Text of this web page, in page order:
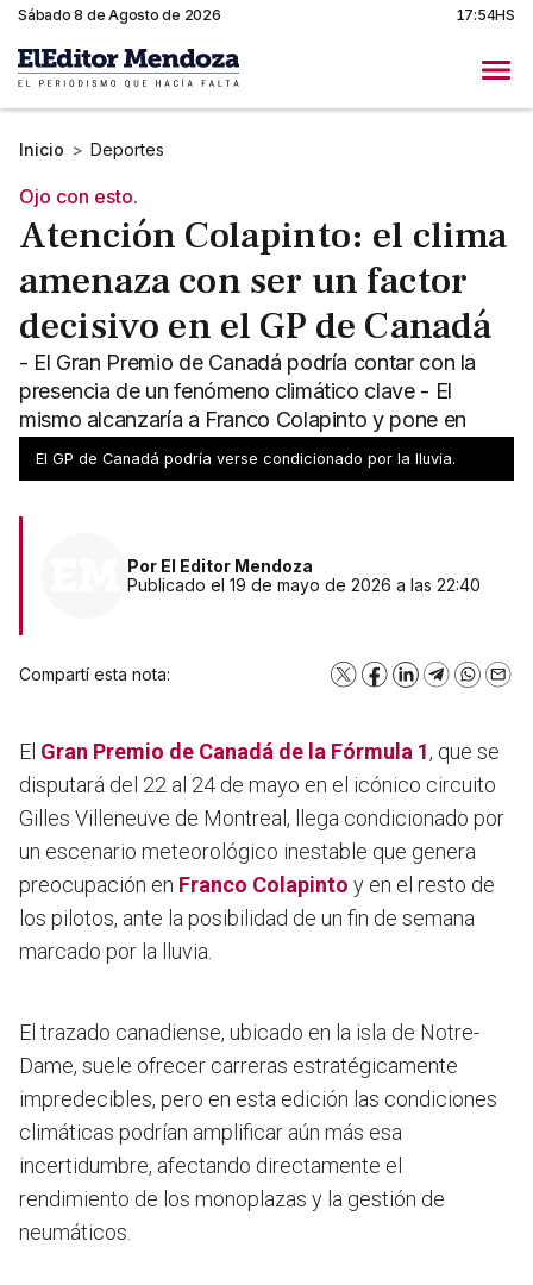
Sábado 8 de Agosto de 2026 17:54HS
Inicio > Deportes
Ojo con esto.
Atención Colapinto: el clima
amenaza con ser un factor
decisivo en el GP de Canadá
- El Gran Premio de Canadá podría contar con la
presencia de un fenómeno climático clave - El
mismo alcanzaría a Franco Colapinto y pone en
alerta a Alpine
El GP de Canadá podría verse condicionado por la lluvia.
Por El Editor Mendoza
Publicado el 19 de mayo de 2026 a las 22:40
Compartí esta nota: X Facebook
LinkedInTelegram
El Gran Premio de Canadá de la Fórmula 1, que se
disputará del 22 al 24 de mayo en el icónico circuito
Gilles Villeneuve de Montreal, llega condicionado por
un escenario meteorológico inestable que genera
preocupación en Franco Colapinto y en el resto de
los pilotos, ante la posibilidad de un fin de semana
marcado por la lluvia.
El trazado canadiense, ubicado en la isla de Notre-
Dame, suele ofrecer carreras estratégicamente
impredecibles, pero en esta edición las condiciones
climáticas podrían amplificar aún más esa
incertidumbre, afectando directamente el
rendimiento de los monoplazas y la gestión de
neumáticos.